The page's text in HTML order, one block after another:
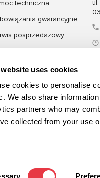
uses cookies
cookies to personalise
We also share
partners who may
collected from your use
techniczna
gwarancyjne
posprzedażowy